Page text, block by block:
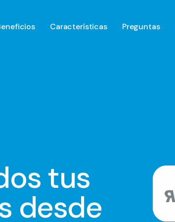
Características Preguntas
tus
desde